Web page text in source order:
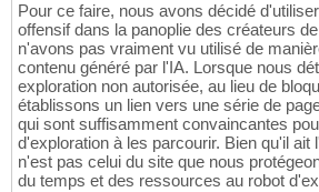
Pour ce faire, nous avons décidé
offensif dans la panoplie des créateurs
n'avons pas vraiment vu utilisé de
contenu généré par l'IA. Lorsque nous
exploration non autorisée, au lieu de
établissons un lien vers une série de
qui sont suffisamment convaincantes
d'exploration à les parcourir. Bien qu'il ait
n'est pas celui du site que nous
du temps et des ressources au robot